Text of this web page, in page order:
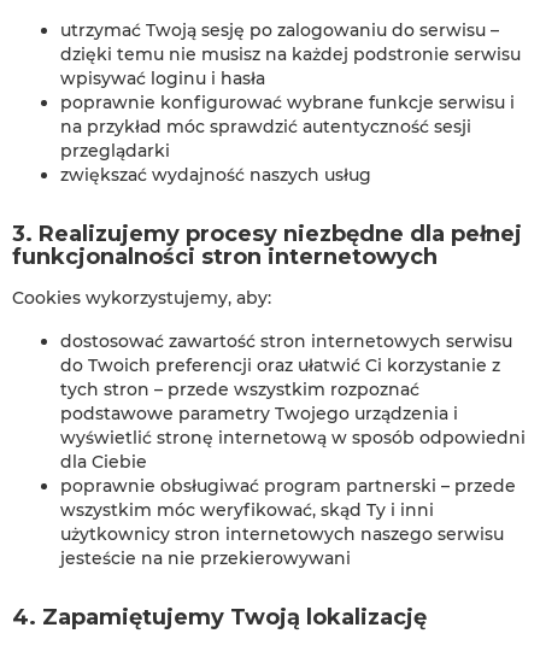
utrzymać Twoją sesję po zalogowaniu do serwisu –
dzięki temu nie musisz na każdej podstronie serwisu
wpisywać loginu i hasła
poprawnie konfigurować wybrane funkcje serwisu i
na przykład móc sprawdzić autentyczność sesji
przeglądarki
zwiększać wydajność naszych usług
3. Realizujemy procesy niezbędne dla pełnej
funkcjonalności stron internetowych
Cookies wykorzystujemy, aby:
dostosować zawartość stron internetowych serwisu
do Twoich preferencji oraz ułatwić Ci korzystanie z
tych stron – przede wszystkim rozpoznać
podstawowe parametry Twojego urządzenia i
wyświetlić stronę internetową w sposób odpowiedni
dla Ciebie
poprawnie obsługiwać program partnerski – przede
wszystkim móc weryfikować, skąd Ty i inni
użytkownicy stron internetowych naszego serwisu
jesteście na nie przekierowywani
4. Zapamiętujemy Twoją lokalizację